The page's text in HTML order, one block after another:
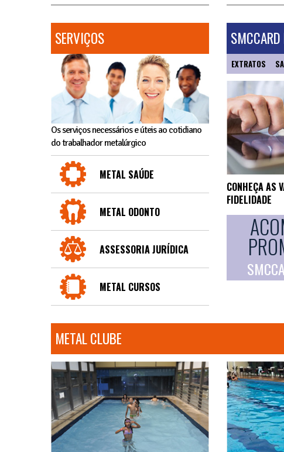
SERVIÇOS
Os serviços necessários e úteis ao cotidiano
do trabalhador metalúrgico
METAL SAÚDE
METAL ODONTO
ASSESSORIA JURÍDICA
METAL CURSOS
EXTRATOS
CONHEÇA AS
FIDELIDADE
METAL CLUBE